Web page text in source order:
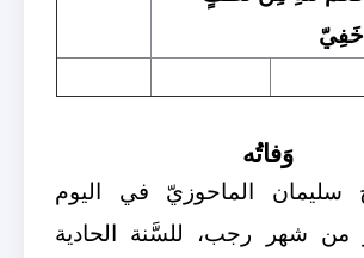
خَفِيّ
وَفاتُه
سليمان الماحوزيّ في اليوم
من شهر رجب، للسَّنة الحادية